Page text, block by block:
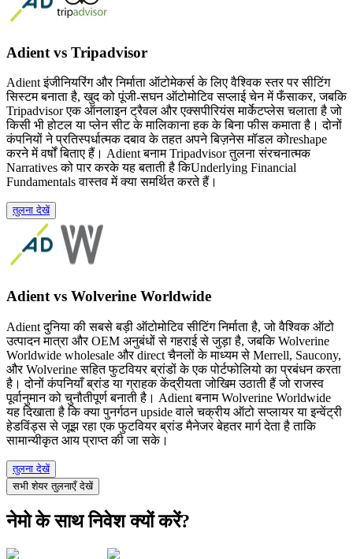
Adient vs Tripadvisor
Adient इंजीनियरिंग और निर्माता ऑटोमेकर्स के लिए वैश्विक स्तर पर सीटिंग
सिस्टम बनाता है, खुद को पूंजी-सघन ऑटोमोटिव सप्लाई चेन में फँसाकर, जबकि
Tripadvisor एक ऑनलाइन ट्रैवल और एक्सपीरियंस मार्केटप्लेस चलाता है जो
किसी भी होटल या प्लेन सीट के मालिकाना हक के बिना फीस कमाता है। दोनों
कंपनियों ने प्रतिस्पर्धात्मक दबाव के तहत अपने बिज़नेस मॉडल कोreshape
करने में वर्षों बिताए हैं। Adient बनाम Tripadvisor तुलना संरचनात्मक
Narratives को पार करके यह बताती है किUnderlying Financial
Fundamentals वास्तव में क्या समर्थित करते हैं।
तुलना देखें
Adient vs Wolverine Worldwide
Adient दुनिया की सबसे बड़ी ऑटोमोटिव सीटिंग निर्माता है, जो वैश्विक ऑटो
उत्पादन मात्रा और OEM अनुबंधों से गहराई से जुड़ा है, जबकि Wolverine
Worldwide wholesale और direct चैनलों के माध्यम से Merrell, Saucony,
और Wolverine सहित फुटवियर ब्रांडों के एक पोर्टफोलियो का प्रबंधन करता
है। दोनों कंपनियाँ ब्रांड या ग्राहक केंद्रीयता जोखिम उठाती हैं जो राजस्व
पूर्वानुमान को चुनौतीपूर्ण बनाती है। Adient बनाम Wolverine Worldwide
यह दिखाता है कि क्या पुनर्गठन upside वाले चक्रीय ऑटो सप्लायर या इन्वेंट्री
हेडविंड्स से जूझ रहा एक फुटवियर ब्रांड मैनेजर बेहतर मार्ग देता है ताकि
सामान्यीकृत आय प्राप्त की जा सके।
तुलना देखें
सभी शेयर तुलनाएँ देखें
नेमो के साथ निवेश क्यों करें?